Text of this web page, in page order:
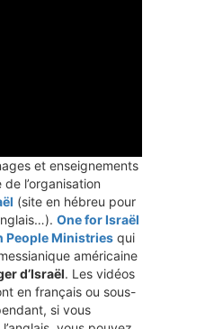
et enseignements
l’organisation
(site en hébreu pour
One for Israël
People Ministries qui
américaine
d’Israël. Les vidéos
en français ou sous-
si vous